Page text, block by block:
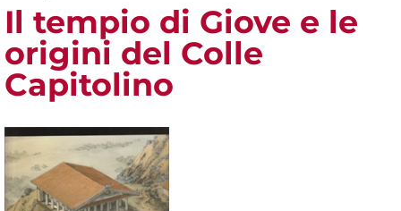
Il tempio di Giove e le
origini del Colle
Capitolino